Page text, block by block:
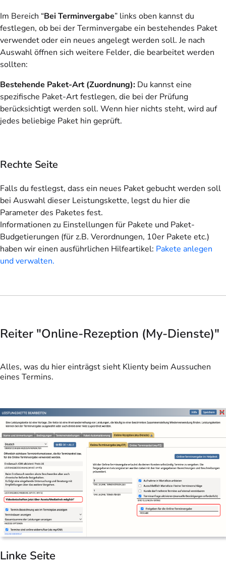
Im Bereich “Bei Terminvergabe” links oben kannst du
festlegen, ob bei der Terminvergabe ein bestehendes Paket
verwendet oder ein neues angelegt werden soll. Je nach
Auswahl öffnen sich weitere Felder, die bearbeitet werden
sollten:
Bestehende Paket-Art (Zuordnung): Du kannst eine
spezifische Paket-Art festlegen, die bei der Prüfung
berücksichtigt werden soll. Wenn hier nichts steht, wird auf
jedes beliebige Paket hin geprüft.
Rechte Seite
Falls du festlegst, dass ein neues Paket gebucht werden soll
bei Auswahl dieser Leistungskette, legst du hier die
Parameter des Paketes fest.
Informationen zu Einstellungen für Pakete und Paket-
Budgetierungen (für z.B. Verordnungen, 10er Pakete etc.)
haben wir einen ausführlichen Hilfeartikel: Pakete anlegen
und verwalten.
Reiter "Online-Rezeption (My-Dienste)"
Alles, was du hier einträgst sieht Klienty beim Aussuchen
eines Termins.
Linke Seite